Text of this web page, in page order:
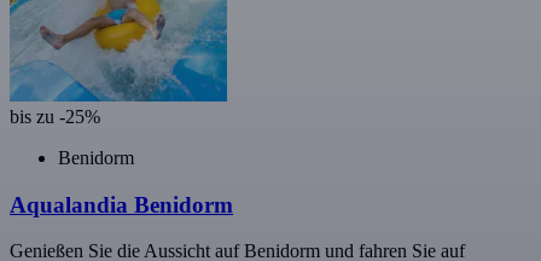
bis zu -25%
Benidorm
Aqualandia Benidorm
Genießen Sie die Aussicht auf Benidorm und fahren Sie auf